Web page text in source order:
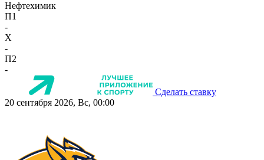
Нефтехимик
П1
-
X
-
П2
-
Сделать ставку
20 сентября 2026, Вс, 00:00